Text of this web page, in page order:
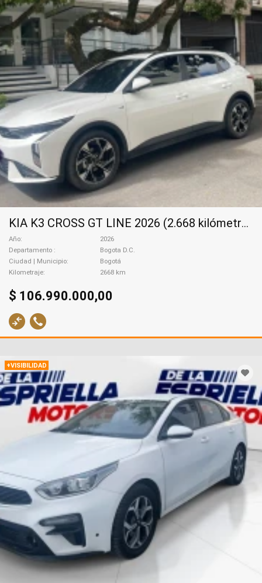
KIA K3 CROSS GT LINE 2026 (2.668 kilómetros), 2026
Año
2026
Departamento
Bogota D.C.
Ciudad | Municipio
Bogotá
Kilometraje
2668 km
$ 106.990.000,00
+VISIBILIDAD